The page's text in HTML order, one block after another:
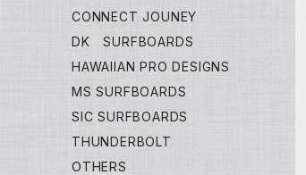
CONNECT JOUNEY
DK SURFBOARDS
HAWAIIAN PRO DESIGNS
MS SURFBOARDS
SIC SURFBOARDS
THUNDERBOLT
OTHERS